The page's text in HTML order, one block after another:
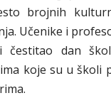
brojnih
Učenike i
čestitao dan
koje su u školi